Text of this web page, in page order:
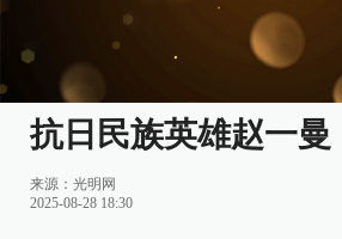
Video
抗日民族英雄赵一曼
来源： 光明网
2025-08-28 18:30